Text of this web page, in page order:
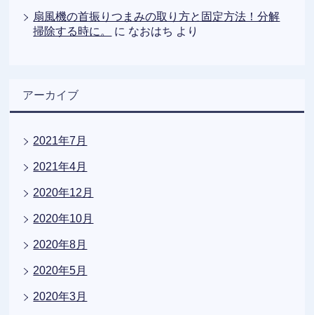
扇風機の首振りつまみの取り方と固定方法！分解
掃除する時に。
に なおはち より
アーカイブ
2021年7月
2021年4月
2020年12月
2020年10月
2020年8月
2020年5月
2020年3月